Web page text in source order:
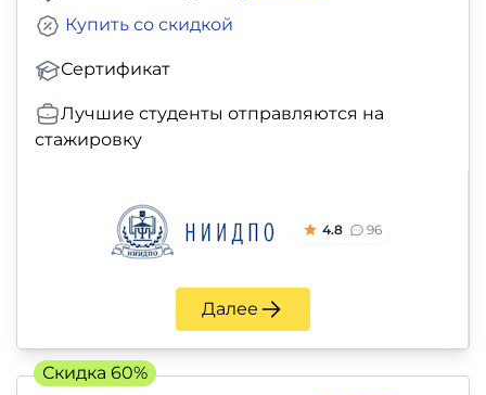
Сертификат
Купить со скидкой
Лучшие студенты отправляются на
стажировку
4.8 96
Далее
Скидка 60%
Прочее
Репетиторы
Тесты
профориентацию